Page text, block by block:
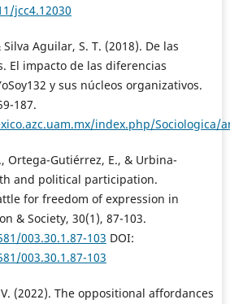
jcc4.12030
Aguilar, S. T. (2018). De las
El impacto de las diferencias
y sus núcleos organizativos.
187.
index.php/Sociologica/
Ortega-Gutiérrez, E., & Urbina-
and political participation.
for freedom of expression in
& Society, 30(1), 87-103.
003.30.1.87-103 DOI:
003.30.1.87-103
(2022). The oppositional affordances